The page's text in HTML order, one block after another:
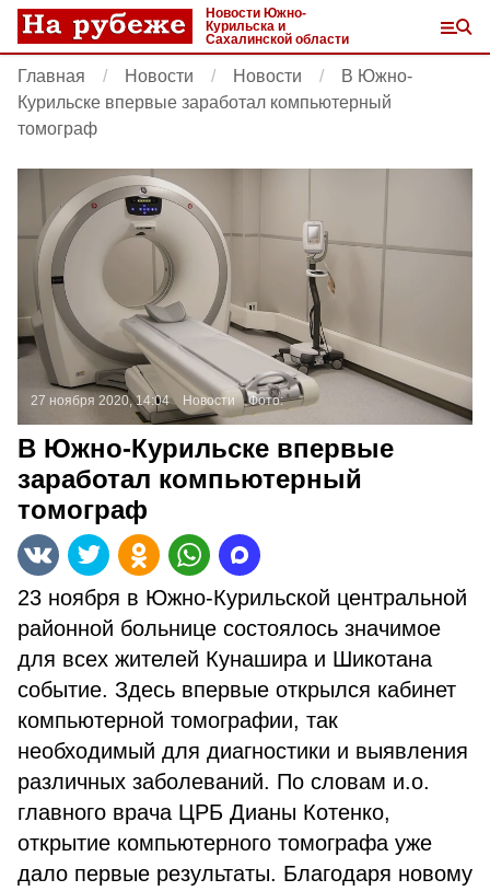
Новости Южно-
Курильска и
Сахалинской области
Главная Новости Новости
В Южно-
Курильске впервые заработал компьютерный
томограф
27 ноября 2020, 14:04 Новости Фото:
В Южно-Курильске впервые
заработал компьютерный
томограф
23 ноября в Южно-Курильской центральной
районной больнице состоялось значимое
для всех жителей Кунашира и Шикотана
событие. Здесь впервые открылся кабинет
компьютерной томографии, так
необходимый для диагностики и выявления
различных заболеваний. По словам и.о.
главного врача ЦРБ Дианы Котенко,
открытие компьютерного томографа уже
дало первые результаты. Благодаря новому